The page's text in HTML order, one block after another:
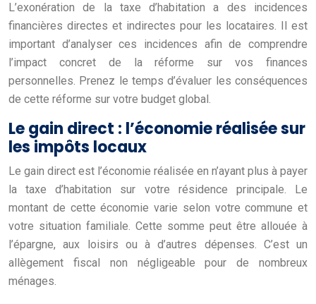
L’exonération de la taxe d’habitation a des incidences
financières directes et indirectes pour les locataires. Il est
important d’analyser ces incidences afin de comprendre
l’impact concret de la réforme sur vos finances
personnelles. Prenez le temps d’évaluer les conséquences
de cette réforme sur votre budget global.
Le gain direct : l’économie réalisée sur
les impôts locaux
Le gain direct est l’économie réalisée en n’ayant plus à payer
la taxe d’habitation sur votre résidence principale. Le
montant de cette économie varie selon votre commune et
votre situation familiale. Cette somme peut être allouée à
l’épargne, aux loisirs ou à d’autres dépenses. C’est un
allègement fiscal non négligeable pour de nombreux
ménages.